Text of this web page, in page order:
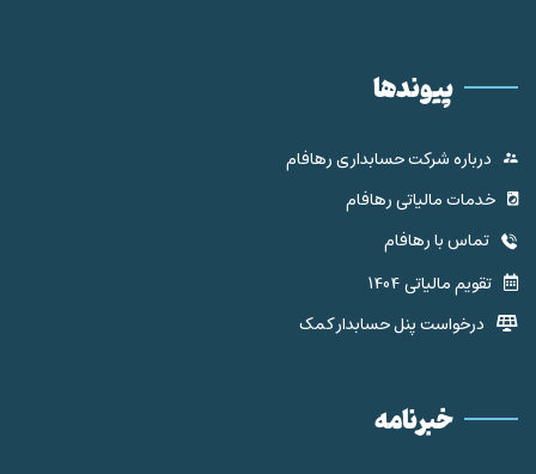
پیوندها
درباره شرکت حسابداری رهافام
خدمات مالیاتی رهافام
تماس با رهافام
تقویم مالیاتی 1404
درخواست پنل حسابدار کمک
خبرنامه